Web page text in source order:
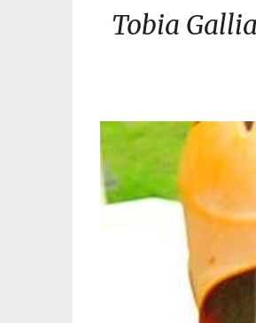
Tobia